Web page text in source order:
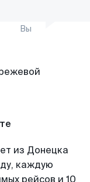
Вы
из Донецка
каждую
рейсов и 10